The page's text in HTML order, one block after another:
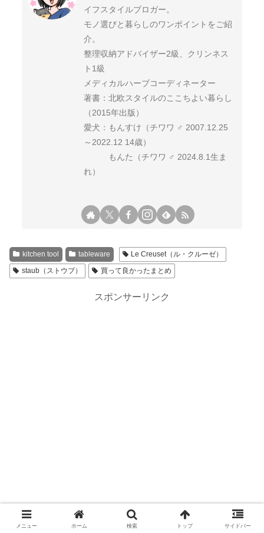
イフスタイルブロガー。
モノ選びと暮らしのワンポイントをご紹
介。
整理収納アドバイザー2級、クリンネス
ト1級
メディカルハーブコーディネーター
著書：北欧スタイルのここちよい暮らし
（2015年出版）
愛犬：もんすけ（チワワ ♂ 2007.12.25
～2022.12 14歳）
もんた（チワワ ♂ 2024.8.1生ま
れ）
kitchen tool tableware
Le Creuset（ル・クルーゼ）
staub（ストウブ）
買って良かったまとめ
スポンサーリンク
メニュー ホーム 検索 トップ サイドバー